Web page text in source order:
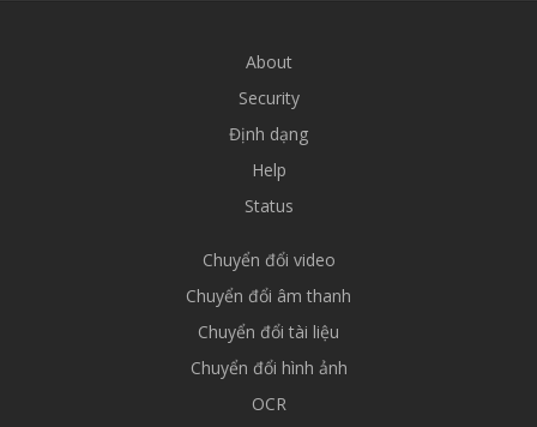
About
Security
Định dạng
Help
Status
Chuyển đổi video
Chuyển đổi âm thanh
Chuyển đổi tài liệu
Chuyển đổi hình ảnh
OCR